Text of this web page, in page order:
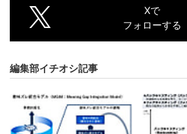
Xで
フォローする
編集部イチオシ記事